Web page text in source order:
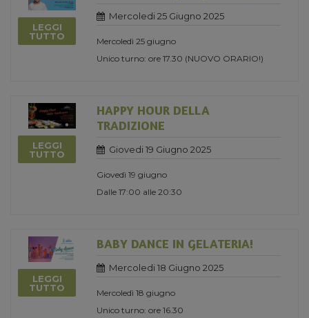
LEGGI
TUTTO
Mercoledi 25 Giugno 2025
Mercoledì 25 giugno
Unico turno: ore 17.30 (NUOVO ORARIO!)
LEGGI
TUTTO
HAPPY HOUR DELLA
TRADIZIONE
Giovedi 19 Giugno 2025
Giovedì 19 giugno
Dalle 17:00 alle 20:30
LEGGI
TUTTO
BABY DANCE IN GELATERIA!
Mercoledi 18 Giugno 2025
Mercoledì 18 giugno
Unico turno: ore 16.30